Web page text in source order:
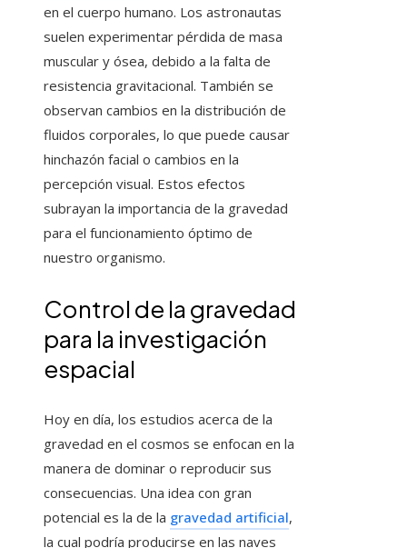
en el cuerpo humano. Los astronautas
suelen experimentar pérdida de masa
muscular y ósea, debido a la falta de
resistencia gravitacional. También se
observan cambios en la distribución de
fluidos corporales, lo que puede causar
hinchazón facial o cambios en la
percepción visual. Estos efectos
subrayan la importancia de la gravedad
para el funcionamiento óptimo de
nuestro organismo.
Control de la gravedad
para la investigación
espacial
Hoy en día, los estudios acerca de la
gravedad en el cosmos se enfocan en la
manera de dominar o reproducir sus
consecuencias. Una idea con gran
potencial es la de la gravedad artificial,
la cual podría producirse en las naves